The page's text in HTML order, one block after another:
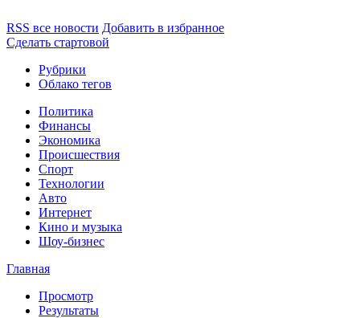
RSS все новости Добавить в избранное
Сделать стартовой
Рубрики
Облако тегов
Политика
Финансы
Экономика
Происшествия
Спорт
Технологии
Авто
Интернет
Кино и музыка
Шоу-бизнес
Главная
Просмотр
Результаты